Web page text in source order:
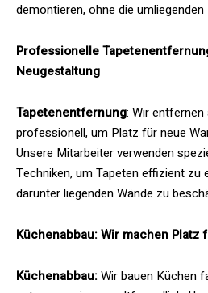
demontieren, ohne die
Professionelle
Neugestaltung
Tapetenentfernung: Wir
professionell, um Platz für neue
Unsere Mitarbeiter verwenden
Techniken, um Tapeten effizient zu
darunter liegenden Wände zu
Küchenabbau: Wir machen Platz
Küchenabbau:Wir bauen Küchen